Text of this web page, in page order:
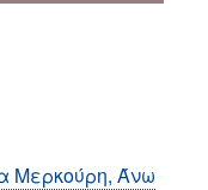
Μερκούρη, Άνω